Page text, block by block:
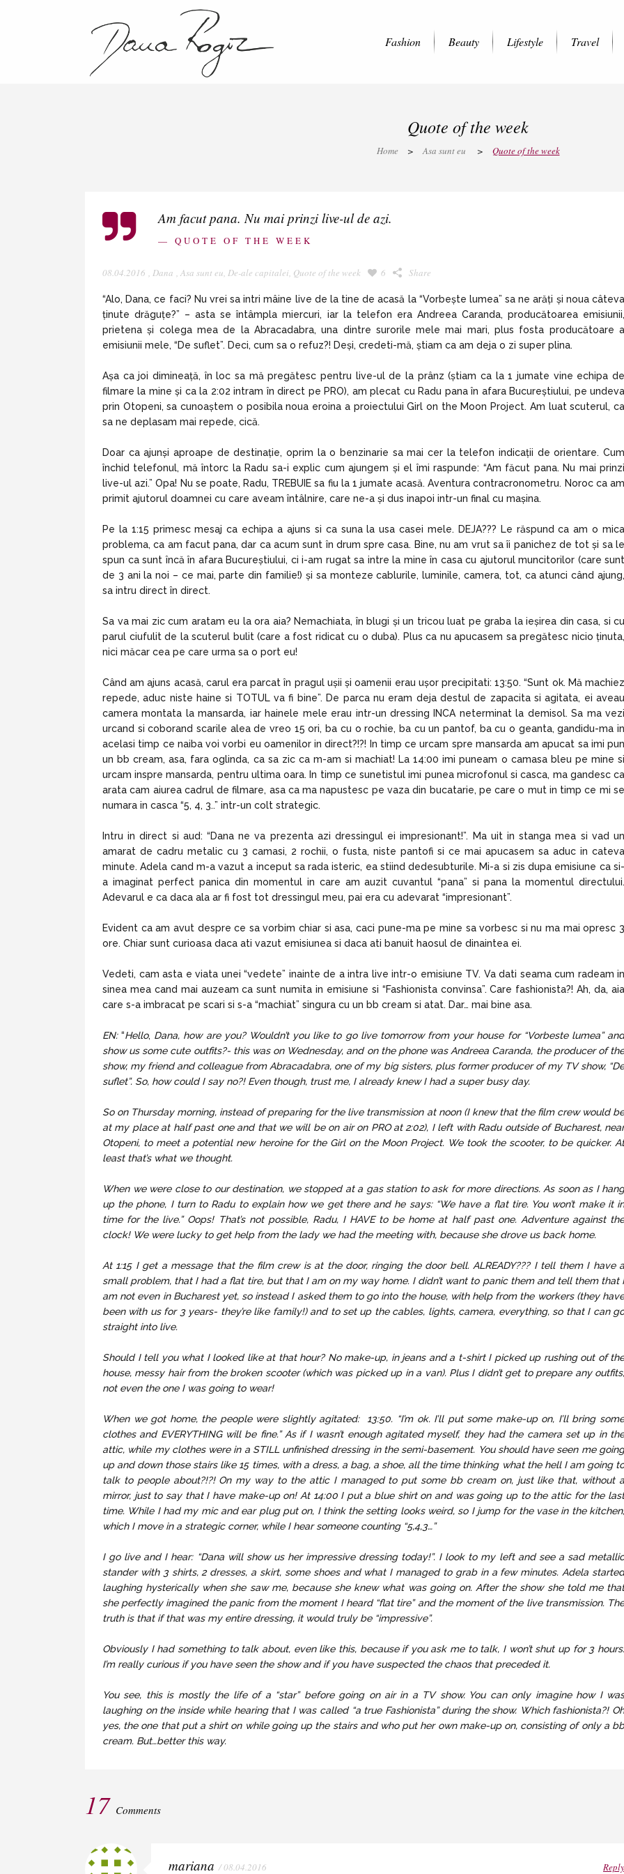
Fashion Beauty Lifestyle Travel
Quote of the week
Home > Asa sunt eu > Quote of the week
Am facut pana. Nu mai prinzi live-ul de azi.
— QUOTE OF THE WEEK
08.04.2016 , Dana , Asa sunt eu, De-ale capitalei, Quote of the week 6 Share
“Alo, Dana, ce faci? Nu vrei sa intri mâine live de la tine de acasă la “Vorbește lumea” sa ne arăți și noua câteva
ținute drăguțe?” – asta se întâmpla miercuri, iar la telefon era Andreea Caranda, producătoarea emisiunii,
prietena și colega mea de la Abracadabra, una dintre surorile mele mai mari, plus fosta producătoare a
emisiunii mele, “De suflet”. Deci, cum sa o refuz?! Deși, credeti-mă, știam ca am deja o zi super plina.
Așa ca joi dimineață, în loc sa mă pregătesc pentru live-ul de la prânz (știam ca la 1 jumate vine echipa de
filmare la mine și ca la 2:02 intram în direct pe PRO), am plecat cu Radu pana în afara Bucureștiului, pe undeva
prin Otopeni, sa cunoaștem o posibila noua eroina a proiectului Girl on the Moon Project. Am luat scuterul, ca
sa ne deplasam mai repede, cică.
Doar ca ajunși aproape de destinație, oprim la o benzinarie sa mai cer la telefon indicații de orientare. Cum
închid telefonul, mă întorc la Radu sa-i explic cum ajungem și el îmi raspunde: “Am făcut pana. Nu mai prinzi
live-ul azi.” Opa! Nu se poate, Radu, TREBUIE sa fiu la 1 jumate acasă. Aventura contracronometru. Noroc ca am
primit ajutorul doamnei cu care aveam întâlnire, care ne-a și dus inapoi intr-un final cu mașina.
Pe la 1:15 primesc mesaj ca echipa a ajuns si ca suna la usa casei mele. DEJA??? Le răspund ca am o mica
problema, ca am facut pana, dar ca acum sunt în drum spre casa. Bine, nu am vrut sa îi panichez de tot și sa le
spun ca sunt încă în afara Bucureștiului, ci i-am rugat sa intre la mine în casa cu ajutorul muncitorilor (care sunt
de 3 ani la noi – ce mai, parte din familie!) și sa monteze cablurile, luminile, camera, tot, ca atunci când ajung,
sa intru direct în direct.
Sa va mai zic cum aratam eu la ora aia? Nemachiata, în blugi și un tricou luat pe graba la ieșirea din casa, si cu
parul ciufulit de la scuterul bulit (care a fost ridicat cu o duba). Plus ca nu apucasem sa pregătesc nicio ținuta,
nici măcar cea pe care urma sa o port eu!
Când am ajuns acasă, carul era parcat în pragul ușii și oamenii erau ușor precipitati: 13:50. “Sunt ok. Mă machiez
repede, aduc niste haine si TOTUL va fi bine”. De parca nu eram deja destul de zapacita si agitata, ei aveau
camera montata la mansarda, iar hainele mele erau intr-un dressing INCA neterminat la demisol. Sa ma vezi
urcand si coborand scarile alea de vreo 15 ori, ba cu o rochie, ba cu un pantof, ba cu o geanta, gandidu-ma in
acelasi timp ce naiba voi vorbi eu oamenilor in direct?!?! In timp ce urcam spre mansarda am apucat sa imi pun
un bb cream, asa, fara oglinda, ca sa zic ca m-am si machiat! La 14:00 imi puneam o camasa bleu pe mine si
urcam inspre mansarda, pentru ultima oara. In timp ce sunetistul imi punea microfonul si casca, ma gandesc ca
arata cam aiurea cadrul de filmare, asa ca ma napustesc pe vaza din bucatarie, pe care o mut in timp ce mi se
numara in casca “5, 4, 3..” intr-un colt strategic.
Intru in direct si aud: “Dana ne va prezenta azi dressingul ei impresionant!”. Ma uit in stanga mea si vad un
amarat de cadru metalic cu 3 camasi, 2 rochii, o fusta, niste pantofi si ce mai apucasem sa aduc in cateva
minute. Adela cand m-a vazut a inceput sa rada isteric, ea stiind dedesubturile. Mi-a si zis dupa emisiune ca si-
a imaginat perfect panica din momentul in care am auzit cuvantul “pana” si pana la momentul directului.
Adevarul e ca daca ala ar fi fost tot dressingul meu, pai era cu adevarat “impresionant”.
Evident ca am avut despre ce sa vorbim chiar si asa, caci pune-ma pe mine sa vorbesc si nu ma mai opresc 3
ore. Chiar sunt curioasa daca ati vazut emisiunea si daca ati banuit haosul de dinaintea ei.
Vedeti, cam asta e viata unei “vedete” inainte de a intra live intr-o emisiune TV. Va dati seama cum radeam in
sinea mea cand mai auzeam ca sunt numita in emisiune si “Fashionista convinsa”. Care fashionista?! Ah, da, aia
care s-a imbracat pe scari si s-a “machiat” singura cu un bb cream si atat. Dar… mai bine asa.
EN:“Hello, Dana, how are you? Wouldn’t you like to go live tomorrow from your house for “Vorbeste lumea”
show us some cute outfits?- this was on Wednesday, and on the phone was Andreea Caranda, the producer of the
show, my friend and colleague from Abracadabra, one of my big sisters, plus former producer of my TV show, “De
suflet”. So, how could I say no?! Even though, trust me, I already knew I had a super busy day.
So on Thursday morning, instead of preparing for the live transmission at noon (I knew that the film crew would be
at my place at half past one and that we will be on air on PRO at 2:02), I left with Radu outside of Bucharest, near
Otopeni, to meet a potential new heroine for the Girl on the Moon Project. We took the scooter, to be quicker. At
least that’s what we thought.
When we were close to our destination, we stopped at a gas station to ask for more directions. As soon as I hang
up the phone, I turn to Radu to explain how we get there and he says: “We have a flat tire. You won’t make it in
time for the live.” Oops! That’s not possible, Radu, I HAVE to be home at half past one. Adventure against the
clock! We were lucky to get help from the lady we had the meeting with, because she drove us back home.
At 1:15 I get a message that the film crew is at the door, ringing the door bell. ALREADY??? I tell them I have a
small problem, that I had a flat tire, but that I am on my way home. I didn’t want to panic them and tell them that I
am not even in Bucharest yet, so instead I asked them to go into the house, with help from the workers (they have
been with us for 3 years- they’re like family!) and to set up the cables, lights, camera, everything, so that I can go
straight into live.
Should I tell you what I looked like at that hour? No make-up, in jeans and a t-shirt I picked up rushing out of the
house, messy hair from the broken scooter (which was picked up in a van). Plus I didn’t get to prepare any outfits,
not even the one I was going to wear!
When we got home, the people were slightly agitated: 13:50. “I’m ok. I’ll put some make-up on, I’ll bring some
clothes and EVERYTHING will be fine.” As if I wasn’t enough agitated myself, they had the camera set up in the
attic, while my clothes were in a STILL unfinished dressing in the semi-basement. You should have seen me going
up and down those stairs like 15 times, with a dress, a bag, a shoe, all the time thinking what the hell I am going to
talk to people about?!?! On my way to the attic I managed to put some bb cream on, just like that, without a
mirror, just to say that I have make-up on! At 14:00 I put a blue shirt on and was going up to the attic for the last
time. While I had my mic and ear plug put on, I think the setting looks weird, so I jump for the vase in the kitchen,
which I move in a strategic corner, while I hear someone counting “5,4,3…”
I go live and I hear: “Dana will show us her impressive dressing today!”. I look to my left and see a sad metallic
stander with 3 shirts, 2 dresses, a skirt, some shoes and what I managed to grab in a few minutes. Adela started
laughing hysterically when she saw me, because she knew what was going on. After the show she told me that
she perfectly imagined the panic from the moment I heard “flat tire” and the moment of the live transmission. The
truth is that if that was my entire dressing, it would truly be “impressive”.
Obviously I had something to talk about, even like this, because if you ask me to talk, I won’t shut up for 3 hours.
I’m really curious if you have seen the show and if you have suspected the chaos that preceded it.
You see, this is mostly the life of a “star” before going on air in a TV show. You can only imagine how I was
laughing on the inside while hearing that I was called “a true Fashionista” during the show. Which fashionista?! Oh
yes, the one that put a shirt on while going up the stairs and who put her own make-up on, consisting of only a bb
cream. But…better this way.
17 Comments
mariana / 08.04.2016 Reply